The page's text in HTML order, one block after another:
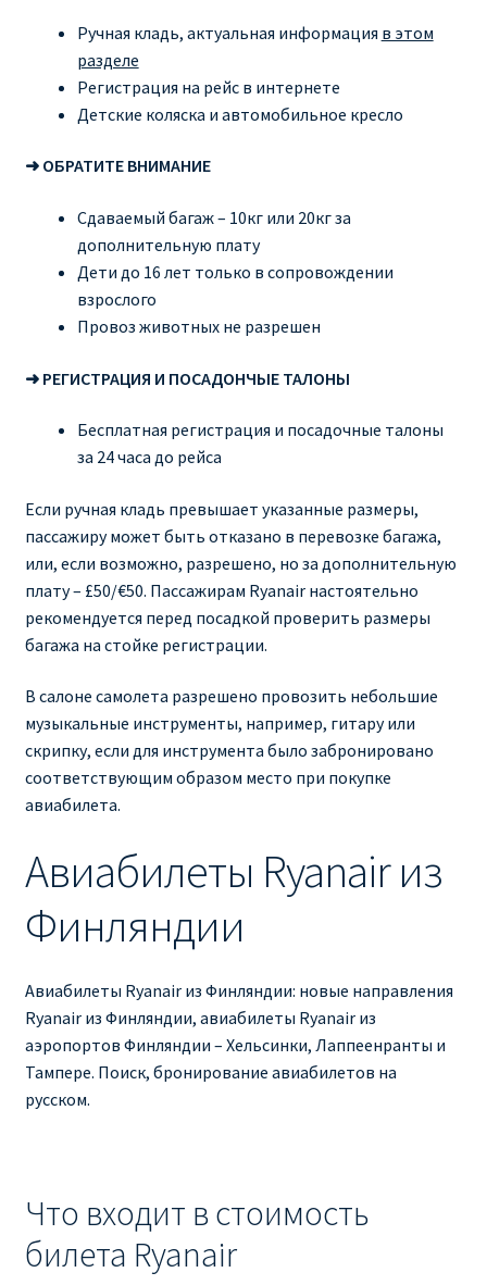
Ручная кладь, актуальная информация в этом
разделе
Регистрация на рейс в интернете
Детские коляска и автомобильное кресло
➜ ОБРАТИТЕ ВНИМАНИЕ
Сдаваемый багаж – 10кг или 20кг за
дополнительную плату
Дети до 16 лет только в сопровождении
взрослого
Провоз животных не разрешен
➜ РЕГИСТРАЦИЯ И ПОСАДОНЧЫЕ ТАЛОНЫ
Бесплатная регистрация и посадочные талоны
за 24 часа до рейса
Если ручная кладь превышает указанные размеры,
пассажиру может быть отказано в перевозке багажа,
или, если возможно, разрешено, но за дополнительную
плату – £50/€50. Пассажирам Ryanair настоятельно
рекомендуется перед посадкой проверить размеры
багажа на стойке регистрации.
В салоне самолета разрешено провозить небольшие
музыкальные инструменты, например, гитару или
скрипку, если для инструмента было забронировано
соответствующим образом место при покупке
авиабилета.
Авиабилеты Ryanair из
Финляндии
Авиабилеты Ryanair из Финляндии: новые направления
Ryanair из Финляндии, авиабилеты Ryanair из
аэропортов Финляндии – Хельсинки, Лаппеенранты и
Тампере. Поиск, бронирование авиабилетов на
русском.
Что входит в стоимость
билета Ryanair